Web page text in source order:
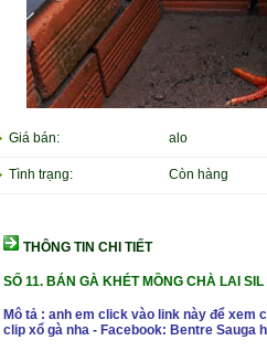
Giá bán: alo
Tình trạng: Còn hàng
THÔNG TIN CHI TIẾT
SỐ 11.BÁN GÀ KHÉT MỒNG CHÀ LAI SIL
Mô tả : anh em click vào link này để xem
clip xổ gà nha - Facebook: Bentre Sauga